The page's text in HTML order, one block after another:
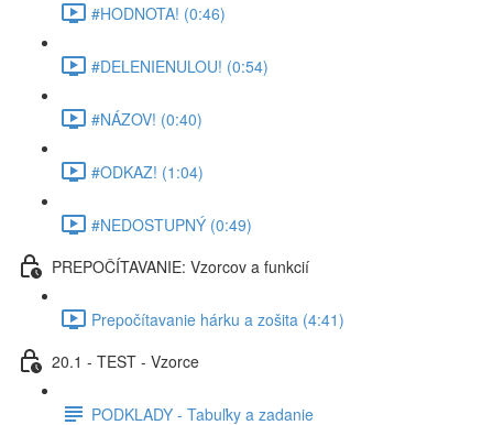
#HODNOTA! (0:46)
#DELENIENULOU! (0:54)
#NÁZOV! (0:40)
#ODKAZ! (1:04)
#NEDOSTUPNÝ (0:49)
PREPOČÍTAVANIE: Vzorcov a funkcií
Prepočítavanie hárku a zošita (4:41)
20.1 - TEST - Vzorce
PODKLADY - Tabuľky a zadanie